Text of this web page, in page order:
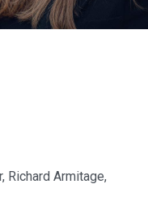
Richard Armitage,